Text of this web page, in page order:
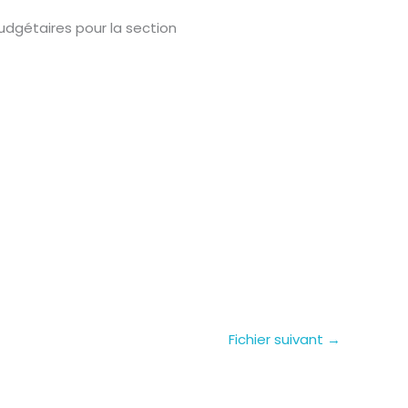
pour la section
Fichier suivant →